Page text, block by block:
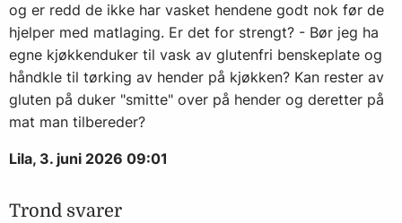
og er redd de ikke har vasket hendene godt nok før de
hjelper med matlaging. Er det for strengt? - Bør jeg ha
egne kjøkkenduker til vask av glutenfri benskeplate og
håndkle til tørking av hender på kjøkken? Kan rester av
gluten på duker "smitte" over på hender og deretter på
mat man tilbereder?
Lila, 3. juni 2026 09:01
Trond svarer